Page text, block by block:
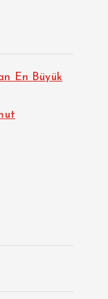
En Büyük